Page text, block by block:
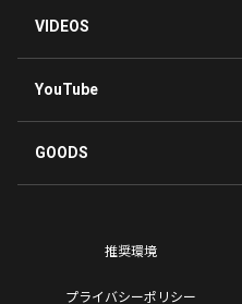
VIDEOS
YouTube
GOODS
推奨環境
プライバシーポリシー